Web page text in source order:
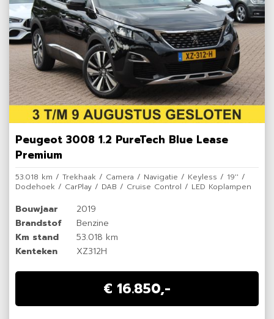
Peugeot 3008 1.2 PureTech Blue Lease
Premium
53.018 km / Trekhaak / Camera / Navigatie / Keyless / 19'' /
Dodehoek / CarPlay / DAB / Cruise Control / LED Koplampen
Bouwjaar
2019
Brandstof
Benzine
Km stand
53.018 km
Kenteken
XZ312H
€ 16.850,-